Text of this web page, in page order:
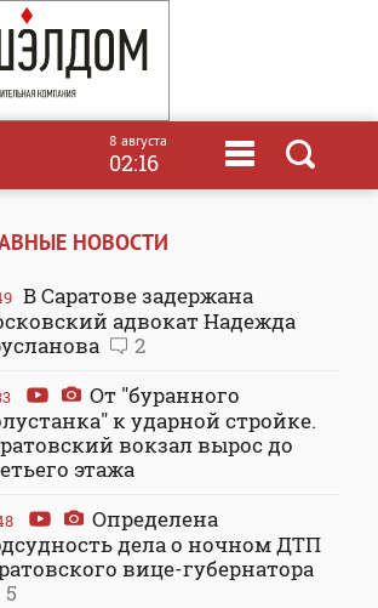
8 августа
02:16
НОВОСТИ
В Саратове задержана
адвокат Надежда
2
От "буранного
к ударной стройке.
вокзал вырос до
этажа
Определена
дела о ночном ДТП
вице-губернатора
5